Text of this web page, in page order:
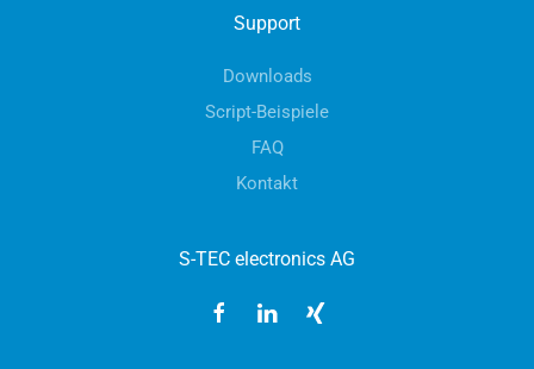
Support
Downloads
Script-Beispiele
FAQ
Kontakt
S-TEC electronics AG